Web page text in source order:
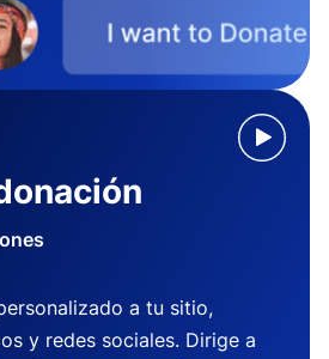
a tu sitio,
y redes sociales. Dirige a